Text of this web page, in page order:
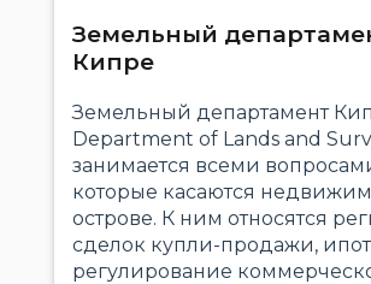
Земельный
Кипре
Земельный департамент
Department of Lands and
занимается всеми
которые касаются
острове. К ним относятся
сделок купли-продажи,
регулирование